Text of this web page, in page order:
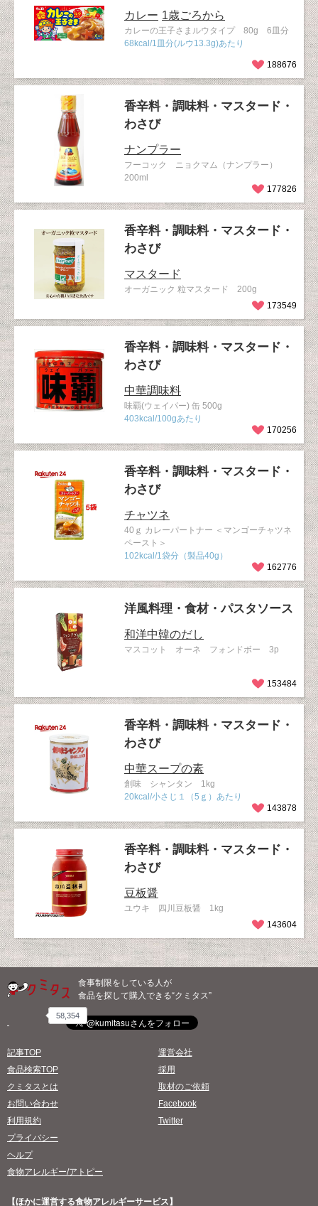
カレー 1歳ごろから
カレーの王子さまルウタイプ 80g 6皿分
68kcal/1皿分(ルウ13.3g)あたり
188676
香辛料・調味料・マスタード・
わさび
ナンプラー
フーコック ニョクマム（ナンプラー）
200ml
177826
香辛料・調味料・マスタード・
わさび
マスタード
オーガニック 粒マスタード 200g
173549
香辛料・調味料・マスタード・
わさび
中華調味料
味覇(ウェイパー) 缶 500g
403kcal/100gあたり
170256
香辛料・調味料・マスタード・
わさび
チャツネ
40ｇ カレーパートナー ＜マンゴーチャツネ
ペースト＞
102kcal/1袋分（製品40g）
162776
洋風料理・食材・パスタソース
和洋中韓のだし
マスコット オーネ フォンドボー 3p
153484
香辛料・調味料・マスタード・
わさび
中華スープの素
創味 シャンタン 1kg
20kcal/小さじ１（5ｇ）あたり
143878
香辛料・調味料・マスタード・
わさび
豆板醤
ユウキ 四川豆板醤 1kg
143604
食事制限をしている人が
食品を探して購入できる“クミタス”
58,354
記事TOP
食品検索TOP
クミタスとは
お問い合わせ
利用規約
プライバシー
ヘルプ
食物アレルギー/アトピー
運営会社
採用
取材のご依頼
Facebook
Twitter
【ほかに運営する食物アレルギーサービス】